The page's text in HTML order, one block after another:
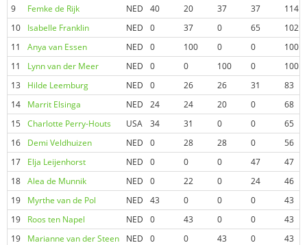
9
Femke de Rijk NED 40 20 37 37
114
10
Isabelle Franklin NED 0 37 0 65
102
11
Anya van Essen NED 0 100 0 0
100
11
Lynn van der Meer NED 0 0 100 0
100
13
Hilde Leemburg NED 0 26 26 31
83
14
Marrit Elsinga NED 24 24 20 0
68
15 Charlotte Perry-Houts USA 34 31 0 0
65
16
Demi Veldhuizen NED 0 28 28 0
56
17
Elja Leijenhorst NED 0 0 0 47
47
18 Alea de Munnik NED 0 22 0 24
46
19
Myrthe van de Pol NED 43 0 0 0
43
19
Roos ten Napel NED 0 43 0 0
43
19
Marianne van der Steen NED 0 0 43 0
43